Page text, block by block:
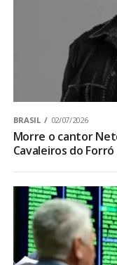
BRASIL 02/07/2026
Morre o cantor
Cavaleiros do